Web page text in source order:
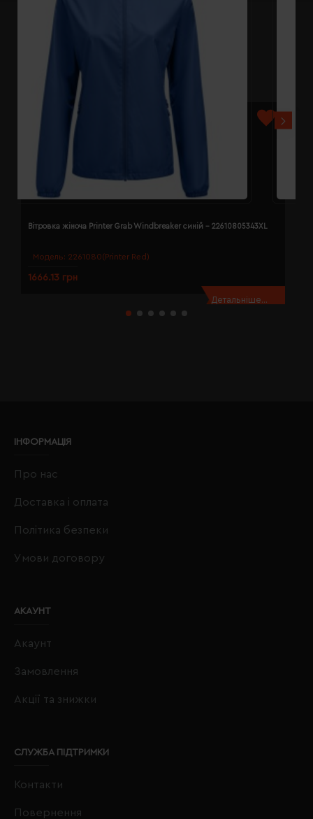
Модель: 2261080(Printer Red)
Вітровка жіноча Printer Grab Windbreaker синій - 22610805343XL
1666.13 грн
Детальніше...
ІНФОРМАЦІЯ
Про нас
Доставка і оплата
Політика безпеки
Умови договору
АКАУНТ
Акаунт
Замовлення
Акції та знижки
СЛУЖБА ПІДТРИМКИ
Контакти
Повернення